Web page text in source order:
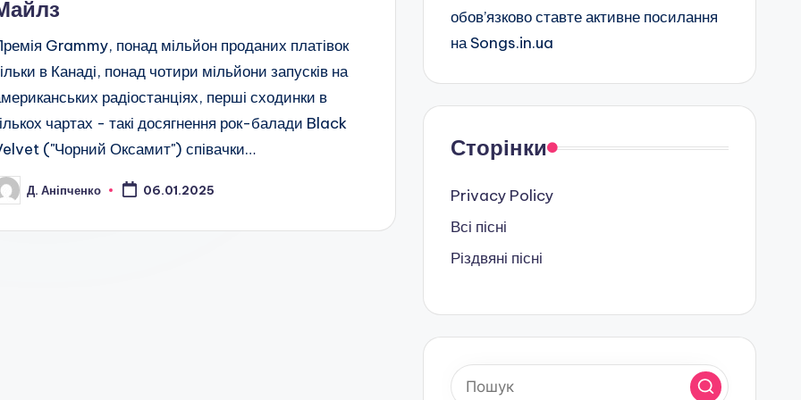
Grammy, понад мільйон проданих платівок
в Канаді, понад чотири мільйони запусків на
радіостанціях, перші сходинки в
чартах - такі досягнення рок-балади Black
("Чорний Оксамит") співачки…
Д. Аніпченко 06.01.2025
обов’язково ставте активне посилання
на Songs.in.ua
Сторінки
Privacy Policy
Всі пісні
Різдвяні пісні